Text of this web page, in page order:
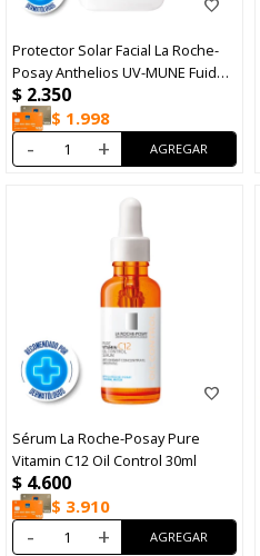
Protector Solar Facial La Roche-
Posay Anthelios UV-MUNE Fuido
Antimanchas FPS50 50ml
$ 2.350
$ 1.998
- +
Sérum La Roche-Posay Pure
Vitamin C12 Oil Control 30ml
$ 4.600
$ 3.910
- +